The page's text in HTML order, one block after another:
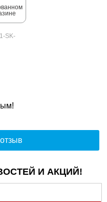
SK-
И АКЦИЙ!